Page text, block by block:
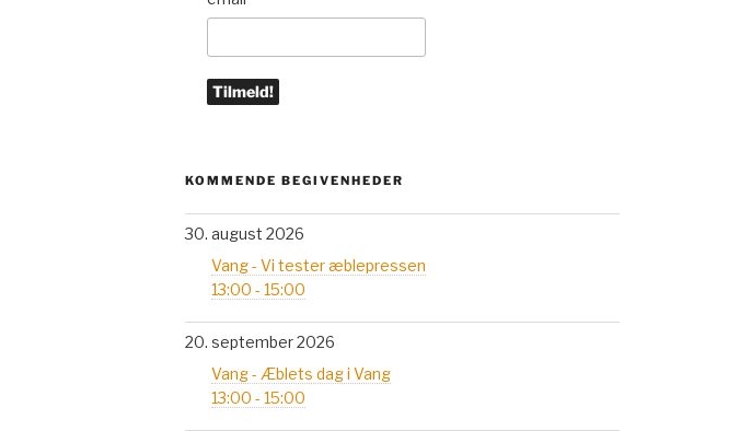
KOMMENDE BEGIVENHEDER
30. august 2026
Vang - Vi tester æblepressen
13:00 - 15:00
20. september 2026
Vang - Æblets dag i Vang
13:00 - 15:00